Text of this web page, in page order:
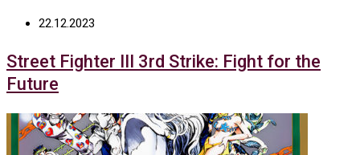
22.12.2023
Street Fighter III 3rd Strike: Fight for the
Future